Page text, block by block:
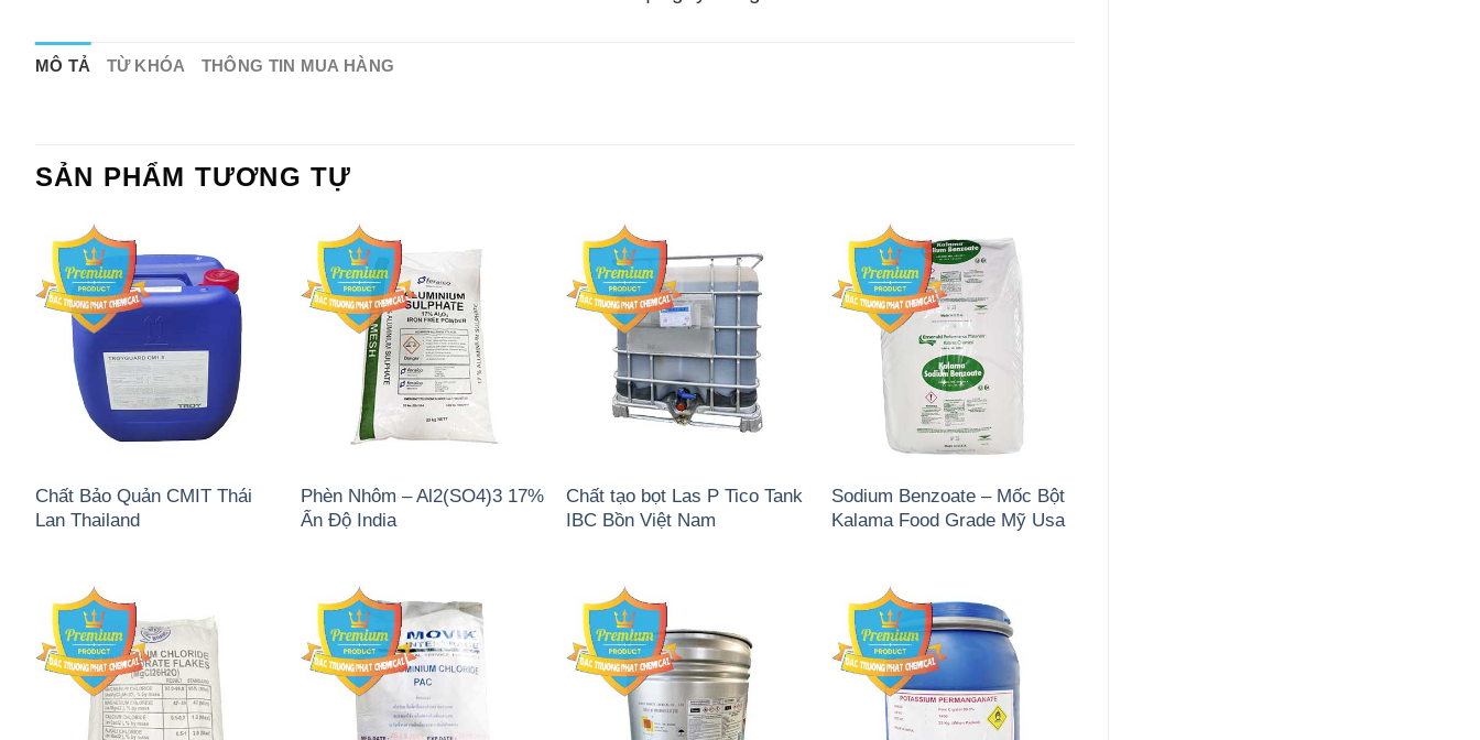
MÔ TẢ TỪ KHÓA THÔNG TIN MUA HÀNG
SẢN PHẨM TƯƠNG TỰ
Chất Bảo Quản CMIT Thái
Lan Thailand
Phèn Nhôm – Al2(SO4)3 17%
Ấn Độ India
Chất tạo bọt Las P Tico Tank
IBC Bồn Việt Nam
Sodium Benzoate – Mốc Bột
Kalama Food Grade Mỹ Usa